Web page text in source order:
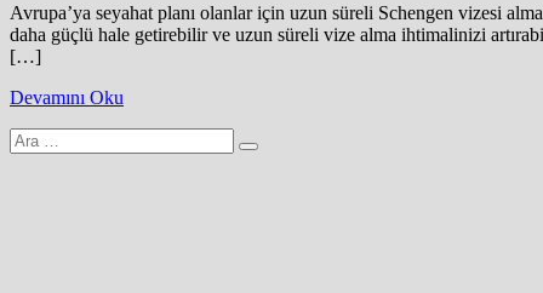
Avrupa’ya seyahat planı olanlar için uzun süreli Schengen vizesi
daha güçlü hale getirebilir ve uzun süreli vize alma ihtimalinizi
[…]
Devamını Oku
Arama
yap: